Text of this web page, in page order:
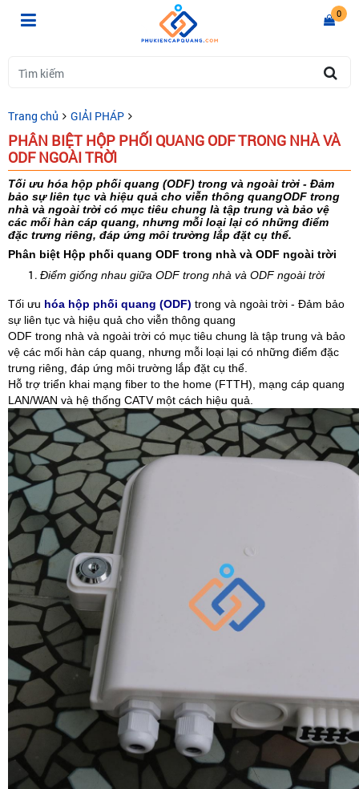
0
Trang chủ GIẢI PHÁP
​PHÂN BIỆT HỘP PHỐI QUANG ODF TRONG NHÀ VÀ
ODF NGOÀI TRỜI
Tối ưu hóa hộp phối quang (ODF) trong và ngoài trời - Đảm
bảo sự liên tục và hiệu quả cho viễn thông quangODF trong
nhà và ngoài trời có mục tiêu chung là tập trung và bảo vệ
các mối hàn cáp quang, nhưng mỗi loại lại có những điểm
đặc trưng riêng, đáp ứng môi trường lắp đặt cụ thể.
​Phân biệt Hộp phối quang ODF trong nhà và ODF ngoài trời
Điểm giống nhau giữa ODF trong nhà và ODF ngoài trời
Tối ưu hóa hộp phối quang (ODF) trong và ngoài trời - Đảm bảo
sự liên tục và hiệu quả cho viễn thông quang
ODF trong nhà và ngoài trời có mục tiêu chung là tập trung và bảo
vệ các mối hàn cáp quang, nhưng mỗi loại lại có những điểm đặc
trưng riêng, đáp ứng môi trường lắp đặt cụ thể.
Hỗ trợ triển khai mạng fiber to the home (FTTH), mạng cáp quang
LAN/WAN và hệ thống CATV một cách hiệu quả.